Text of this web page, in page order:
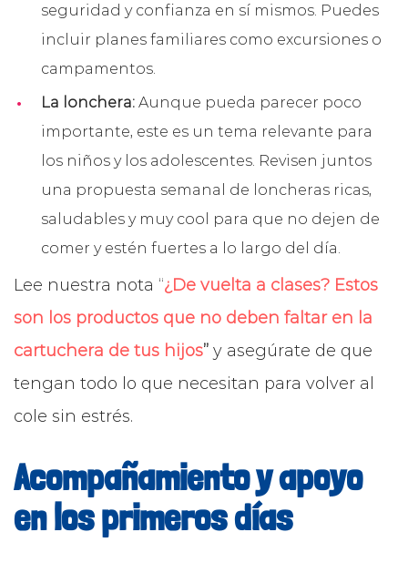
seguridad y confianza en sí mismos. Puedes
incluir planes familiares como excursiones o
campamentos.
La lonchera: Aunque pueda parecer poco
importante, este es un tema relevante para
los niños y los adolescentes. Revisen juntos
una propuesta semanal de loncheras ricas,
saludables y muy cool para que no dejen de
comer y estén fuertes a lo largo del día.
Lee nuestra nota “¿De vuelta a clases? Estos
son los productos que no deben faltar en la
cartuchera de tus hijos” y asegúrate de que
tengan todo lo que necesitan para volver al
cole sin estrés.
Acompañamiento y apoyo
en los primeros días